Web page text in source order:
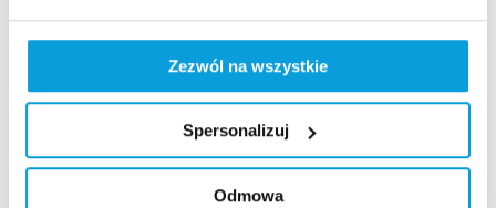
Zezwól na wszystkie
Spersonalizuj
Odmowa
Hotel Jaworzyna Krynicka
e-mail:recepcja@hotelepkl.pl
Kolej Gondolowa Jaworzyna Krynicka S.A.
NIP: 734-10-13-591